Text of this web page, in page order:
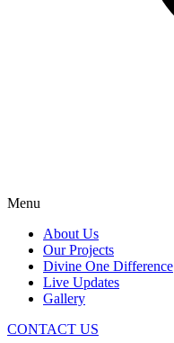
Menu
About Us
Our Projects
Divine One Difference
Live Updates
Gallery
CONTACT US